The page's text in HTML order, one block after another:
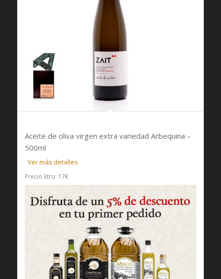
Aceite de oliva virgen extra variedad Arbequina –
500ml
Ver más detalles
Precio litro: 17€